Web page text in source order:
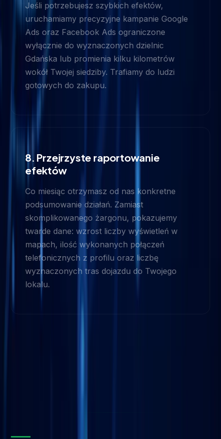
Jeśli potrzebujesz szybkich efektów,
uruchamiamy precyzyjne kampanie Google
Ads oraz Facebook Ads ograniczone
wyłącznie do wyznaczonych dzielnic
Gdańska lub promienia kilku kilometrów
wokół Twojej siedziby. Trafiamy do ludzi
gotowych do zakupu.
8. Przejrzyste raportowanie
efektów
Co miesiąc otrzymasz od nas konkretne
podsumowanie działań. Zamiast
skomplikowanego żargonu, pokazujemy
twarde dane: wzrost liczby wyświetleń w
mapach, ilość wykonanych połączeń
telefonicznych z profilu oraz liczbę
wyznaczonych tras dojazdu do Twojego
lokalu.